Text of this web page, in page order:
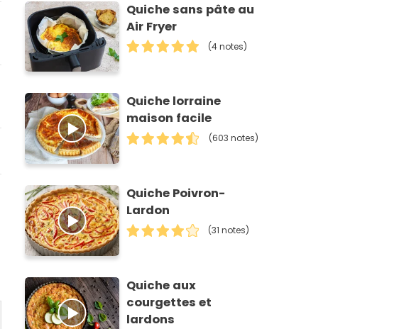
Quiche sans pâte au
Air Fryer
(4 notes)
Quiche lorraine
maison facile
(603 notes)
Quiche Poivron-
Lardon
(31 notes)
Quiche aux
courgettes et
lardons